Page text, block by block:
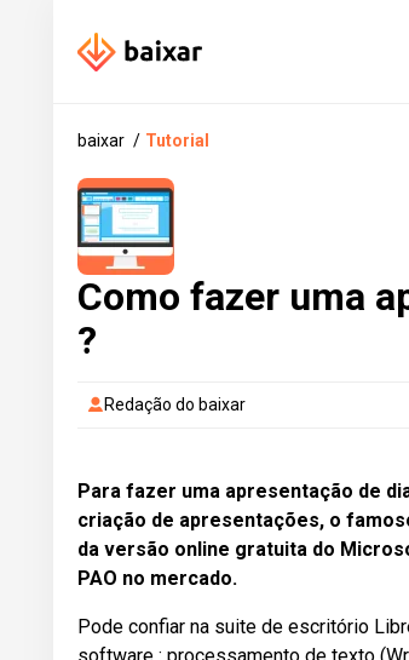
baixar Tutorial
Como fazer uma
?
Redação do baixar
Para fazer uma apresentação de
criação de apresentações, o
da versão online gratuita do
PAO no mercado.
Pode confiar na suite de escritório